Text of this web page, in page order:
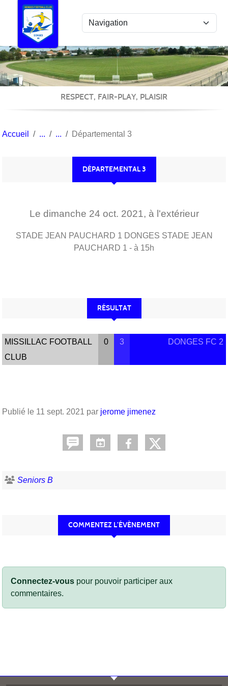
RESPECT, FAIR-PLAY, PLAISIR
Accueil Départemental 3
DÉPARTEMENTAL 3
Le dimanche 24 oct. 2021, à l'extérieur
STADE JEAN PAUCHARD 1 DONGES STADE JEAN
PAUCHARD 1 - à 15h
RÉSULTAT
MISSILLAC FOOTBALL
CLUB
0 3 DONGES FC 2
Publié le 11 sept. 2021 par jerome jimenez
Seniors B
COMMENTEZ L’ÉVÈNEMENT
Connectez-vous pour pouvoir participer aux
commentaires.
Panneau de gestion des cookies